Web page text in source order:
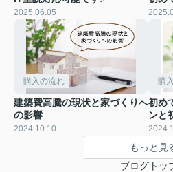
2025.06.05
購入の流れ
建築費高騰の現状と家づくりへ
の影響
2024.10.10
購
初め
ンと
もっと見
ブログトッ